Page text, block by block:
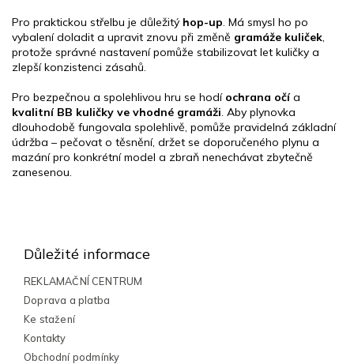
Pro praktickou střelbu je důležitý hop-up. Má smysl ho po
vybalení doladit a upravit znovu při změně gramáže kuliček,
protože správné nastavení pomůže stabilizovat let kuličky a
zlepší konzistenci zásahů.
Pro bezpečnou a spolehlivou hru se hodí ochrana očía
kvalitní BB kuličky ve vhodné gramáži. Aby plynovka
dlouhodobě fungovala spolehlivě, pomůže pravidelná základní
údržba – pečovat o těsnění, držet se doporučeného plynu a
mazání pro konkrétní model a zbraň nenechávat zbytečně
zanesenou.
Důležité informace
REKLAMAČNÍ CENTRUM
Doprava a platba
Ke stažení
Kontakty
Obchodní podmínky